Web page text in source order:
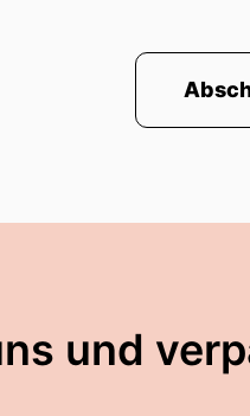
und